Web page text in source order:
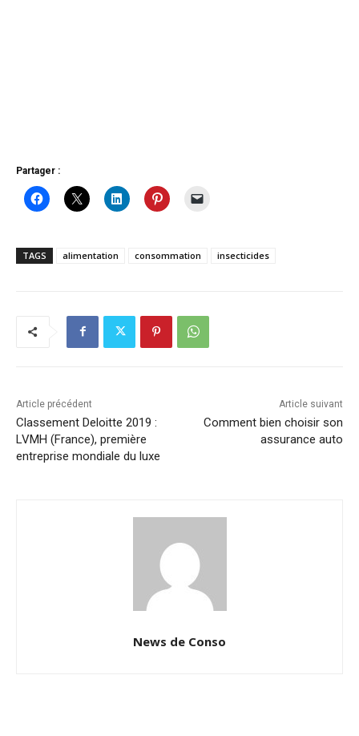
Partager :
TAGS alimentation consommation insecticides
Article précédent
Classement Deloitte 2019 :
LVMH (France), première
entreprise mondiale du luxe
Article suivant
Comment bien choisir son
assurance auto
News de Conso